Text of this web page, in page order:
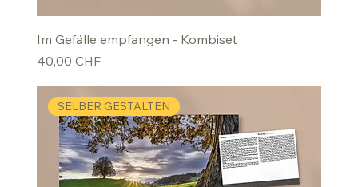
Im Gefälle empfangen - Kombiset
Preis
40,00 CHF
SELBER GESTALTEN